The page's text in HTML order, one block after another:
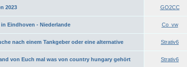
2023 GO2CC
Eindhoven - Niederlande Co_vw
nach einem Tankgeber oder eine alternative Strativ6
von Euch mal was von country hungary gehört Strativ6